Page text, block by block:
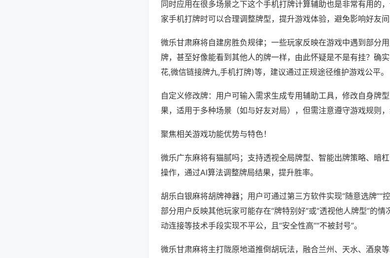
同时应用在很多场景之下这个手机打牌计算辅助也是非常有用的
家手机打牌时可以合理调整牌型，提升游戏体验，避免影响好友间
微乐甘肃麻将自建房胜负规律；一些玩家反映在游戏中遇到部分
牌，甚至好像能看到其他人的牌一样，由此怀疑是不是有挂？确
花,微信链接牌九,手机打牌)等，建议通过正规途径维护游戏公平。
自定义修改牌：用户可输入需求生成专用辅助工具，修改自身牌
果，适用于多种场景（如与好友对局），但需注意遵守游戏规则，
聚焦相关游戏功能优势与特色！
微乐广东麻将有猫腻吗；支持透视全局牌型、智能出牌策略、暗
操作，通过AI算法调整牌局结果，提升胜率。
胡乐白银麻将胡牌神器；用户可通过第三方软件实现“随意选牌”“
部分用户反映其他玩家可能存在“牌特别好”或“透视他人牌型”的
动连接等技术手段实现不平公，且“安全性高”“不被封号”。
微乐甘肃麻将主打陇原地道推倒胡玩法，融合兰州、天水、酒泉